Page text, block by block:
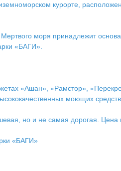
курорте,
Мертвого моря принадлежит
«БАГИ».
«Ашан», «Рамстор»,
моющих средств.
но и не самая дорогая. Цена в
«БАГИ»